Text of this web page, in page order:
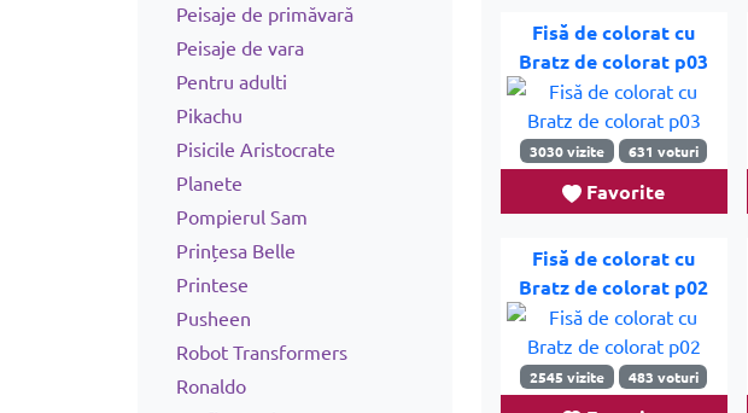
Peisaje de primăvară
Peisaje de vara
Pentru adulti
Pikachu
Pisicile Aristocrate
Planete
Pompierul Sam
Prințesa Belle
Printese
Pusheen
Robot Transformers
Ronaldo
Fisă de colorat cu
Bratz de colorat p03
3030 vizite 631 voturi
Favorite
Fisă de colorat cu
Bratz de colorat p02
2545 vizite 483 voturi